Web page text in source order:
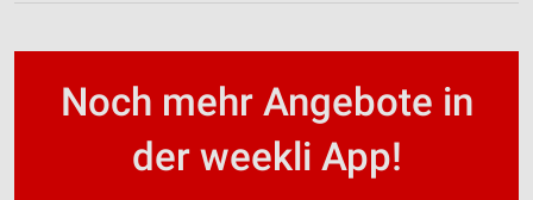
Noch mehr Angebote in
der weekli App!